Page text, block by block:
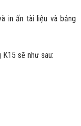
in ấn tài liệu và bảng
sẽ như sau: